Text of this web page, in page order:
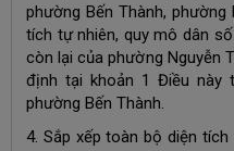
phường Bến Thành,
tích tự nhiên, quy mô dân
còn lại của phường Nguyễn
định tại khoản 1 Điều này
phường Bến Thành.
4. Sắp xếp toàn bộ diện